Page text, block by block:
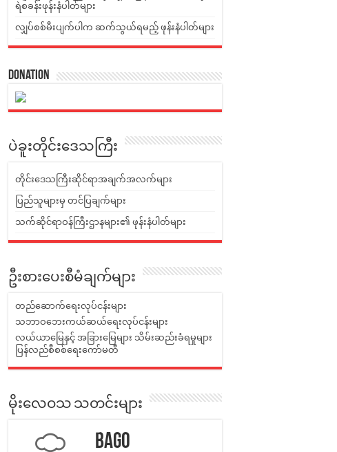
ရဲစခန်းဖုန်းနံပါတ်များ
လျှပ်စစ်မီးပျက်ပါက ဆက်သွယ်ရမည့် ဖုန်းနံပါတ်များ
Donation
ပဲခူးတိုင်းဒေသကြီး
တိုင်းဒေသကြီးဆိုင်ရာအချက်အလက်များ
ပြည်သူများမှ တင်ပြချက်များ
သက်ဆိုင်ရာဝန်ကြီးဌာနများ၏ ဖုန်းနံပါတ်များ
ဦးစားပေးစီမံချက်များ
တည်ဆောက်ရေးလုပ်ငန်းများ
သဘာဝဘေးကယ်ဆယ်ရေးလုပ်ငန်းများ
လယ်ယာမြေနှင့် အခြားမြေများ သိမ်းဆည်းခံရမှုများ
ပြန်လည်စီစစ်ရေးကော်မတီ
မိုးလေဝသ သတင်းများ
Bago